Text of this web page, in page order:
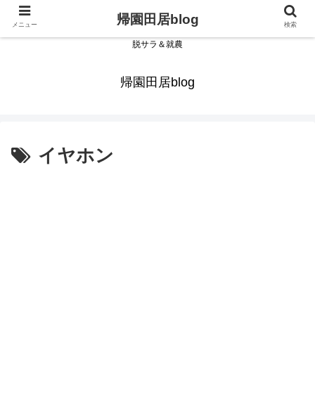
脱サラ＆就農
帰園田居blog
イヤホン
メニュー 帰園田居blog 検索